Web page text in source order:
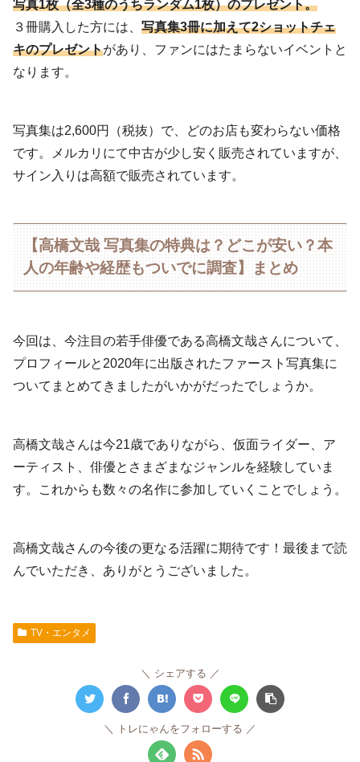
写真1枚（全3種のうちランダム1枚）のプレゼント。
３冊購入した方には、 写真集3冊に加えて2ショットチェ
キのプレゼントがあり、ファンにはたまらないイベントと
なります。
写真集は2,600円（税抜）で、どのお店も変わらない価格
です。メルカリにて中古が少し安く販売されていますが、
サイン入りは高額で販売されています。
【高橋文哉 写真集の特典は？どこが安い？本
人の年齢や経歴もついでに調査】まとめ
今回は、今注目の若手俳優である高橋文哉さんについて、
プロフィールと2020年に出版されたファースト写真集に
ついてまとめてきましたがいかがだったでしょうか。
高橋文哉さんは今21歳でありながら、仮面ライダー、ア
ーティスト、俳優とさまざまなジャンルを経験していま
す。これからも数々の名作に参加していくことでしょう。
高橋文哉さんの今後の更なる活躍に期待です！最後まで読
んでいただき、ありがとうございました。
TV・エンタメ
シェアする
トレにゃんをフォローする